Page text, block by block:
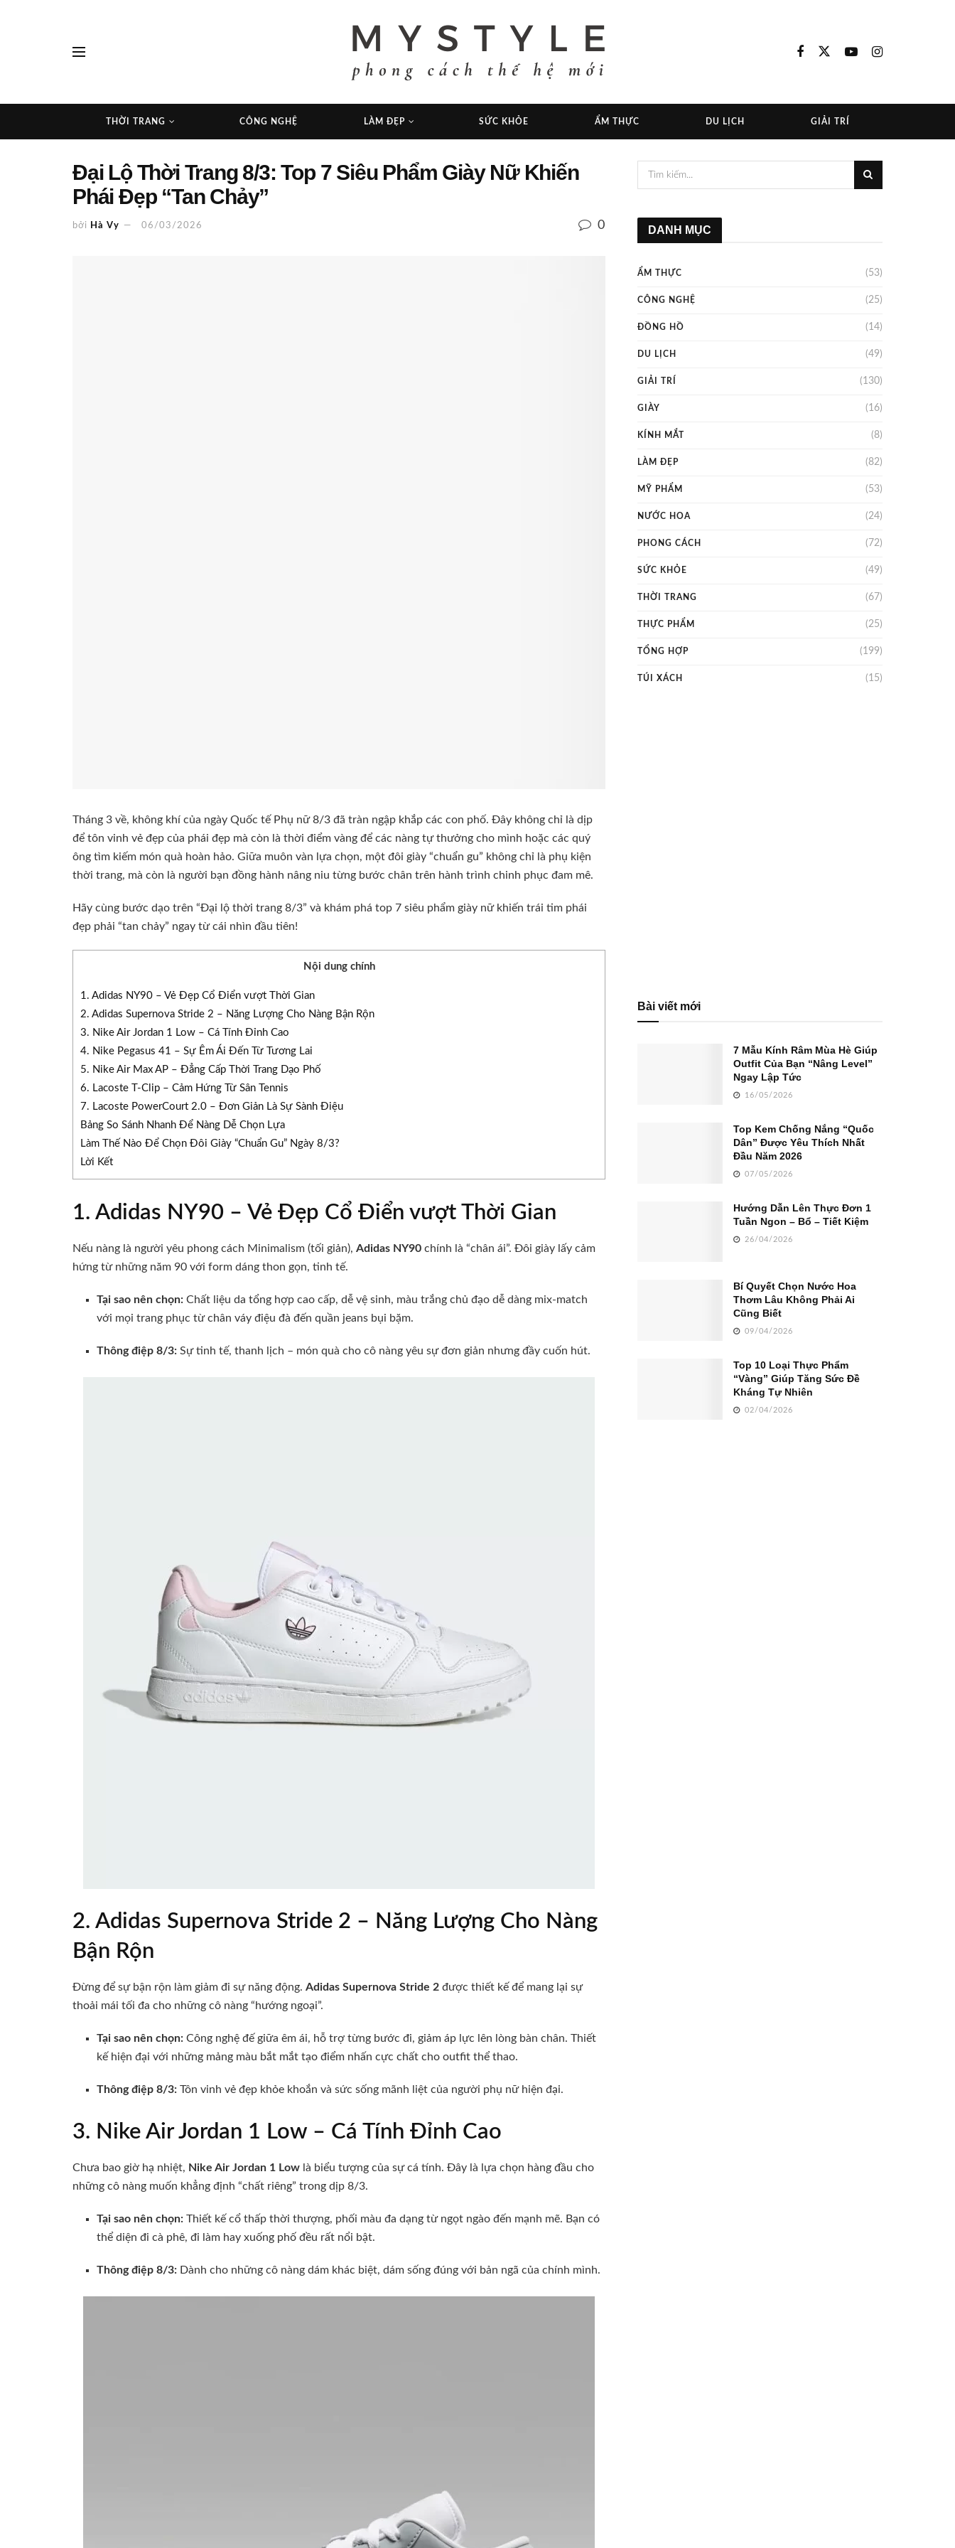
THỜI TRANG CÔNG NGHỆ LÀM ĐẸP SỨC KHỎE ẨM THỰC DU LỊCH GIẢI TRÍ
Đại Lộ Thời Trang 8/3: Top 7 Siêu Phẩm Giày Nữ Khiến
Phái Đẹp “Tan Chảy”
bởi Hà Vy 06/03/2026 0
Tháng 3 về, không khí của ngày Quốc tế Phụ nữ 8/3 đã tràn ngập khắp các con phố. Đây không chỉ là dịp
để tôn vinh vẻ đẹp của phái đẹp mà còn là thời điểm vàng để các nàng tự thưởng cho mình hoặc các quý
ông tìm kiếm món quà hoàn hảo. Giữa muôn vàn lựa chọn, một đôi giày “chuẩn gu” không chỉ là phụ kiện
thời trang, mà còn là người bạn đồng hành nâng niu từng bước chân trên hành trình chinh phục đam mê.
Hãy cùng bước dạo trên “Đại lộ thời trang 8/3” và khám phá top 7 siêu phẩm giày nữ khiến trái tim phái
đẹp phải “tan chảy” ngay từ cái nhìn đầu tiên!
Nội dung chính
1. Adidas NY90 – Vẻ Đẹp Cổ Điển vượt Thời Gian
2. Adidas Supernova Stride 2 – Năng Lượng Cho Nàng Bận Rộn
3. Nike Air Jordan 1 Low – Cá Tính Đỉnh Cao
4. Nike Pegasus 41 – Sự Êm Ái Đến Từ Tương Lai
5. Nike Air Max AP – Đẳng Cấp Thời Trang Dạo Phố
6. Lacoste T-Clip – Cảm Hứng Từ Sân Tennis
7. Lacoste PowerCourt 2.0 – Đơn Giản Là Sự Sành Điệu
Bảng So Sánh Nhanh Để Nàng Dễ Chọn Lựa
Làm Thế Nào Để Chọn Đôi Giày “Chuẩn Gu” Ngày 8/3?
Lời Kết
1. Adidas NY90 – Vẻ Đẹp Cổ Điển vượt Thời Gian
Nếu nàng là người yêu phong cách Minimalism (tối giản), Adidas NY90 chính là “chân ái”. Đôi giày lấy cảm
hứng từ những năm 90 với form dáng thon gọn, tinh tế.
Tại sao nên chọn: Chất liệu da tổng hợp cao cấp, dễ vệ sinh, màu trắng chủ đạo dễ dàng mix-match
với mọi trang phục từ chân váy điệu đà đến quần jeans bụi bặm.
Thông điệp 8/3: Sự tinh tế, thanh lịch – món quà cho cô nàng yêu sự đơn giản nhưng đầy cuốn hút.
2. Adidas Supernova Stride 2 – Năng Lượng Cho Nàng
Bận Rộn
Đừng để sự bận rộn làm giảm đi sự năng động. Adidas Supernova Stride 2 được thiết kế để mang lại sự
thoải mái tối đa cho những cô nàng “hướng ngoại”.
Tại sao nên chọn: Công nghệ đế giữa êm ái, hỗ trợ từng bước đi, giảm áp lực lên lòng bàn chân. Thiết
kế hiện đại với những mảng màu bắt mắt tạo điểm nhấn cực chất cho outfit thể thao.
Thông điệp 8/3: Tôn vinh vẻ đẹp khỏe khoắn và sức sống mãnh liệt của người phụ nữ hiện đại.
3. Nike Air Jordan 1 Low – Cá Tính Đỉnh Cao
Chưa bao giờ hạ nhiệt, Nike Air Jordan 1 Low là biểu tượng của sự cá tính. Đây là lựa chọn hàng đầu cho
những cô nàng muốn khẳng định “chất riêng” trong dịp 8/3.
Tại sao nên chọn: Thiết kế cổ thấp thời thượng, phối màu đa dạng từ ngọt ngào đến mạnh mẽ. Bạn có
thể diện đi cà phê, đi làm hay xuống phố đều rất nổi bật.
Thông điệp 8/3: Dành cho những cô nàng dám khác biệt, dám sống đúng với bản ngã của chính mình.
DANH MỤC
ẨM THỰC (53)
CÔNG NGHỆ (25)
ĐỒNG HỒ (14)
DU LỊCH (49)
GIẢI TRÍ (130)
GIÀY (16)
KÍNH MẮT (8)
LÀM ĐẸP (82)
MỸ PHẨM (53)
NƯỚC HOA (24)
PHONG CÁCH (72)
SỨC KHỎE (49)
THỜI TRANG (67)
THỰC PHẨM (25)
TỔNG HỢP (199)
TÚI XÁCH (15)
Bài viết mới
7 Mẫu Kính Râm Mùa Hè Giúp
Outfit Của Bạn “Nâng Level”
Ngay Lập Tức
16/05/2026
Top Kem Chống Nắng “Quốc
Dân” Được Yêu Thích Nhất
Đầu Năm 2026
07/05/2026
Hướng Dẫn Lên Thực Đơn 1
Tuần Ngon – Bổ – Tiết Kiệm
26/04/2026
Bí Quyết Chọn Nước Hoa
Thơm Lâu Không Phải Ai
Cũng Biết
09/04/2026
Top 10 Loại Thực Phẩm
“Vàng” Giúp Tăng Sức Đề
Kháng Tự Nhiên
02/04/2026